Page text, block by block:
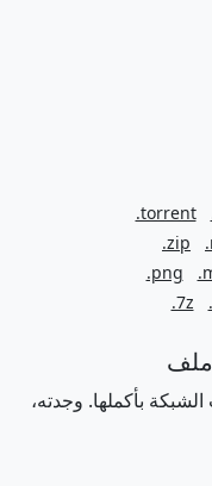
.torrent
.zip
.png
.7z
بأكملها. وجدته،